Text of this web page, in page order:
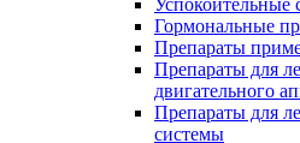
Успокоительные
Гормональные
Препараты
Препараты для
двигательного
Препараты для
системы